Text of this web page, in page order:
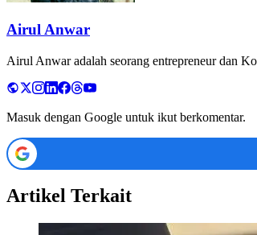
Airul Anwar
Airul Anwar adalah seorang entrepreneur dan
Masuk dengan Google untuk ikut berkomentar.
Artikel Terkait